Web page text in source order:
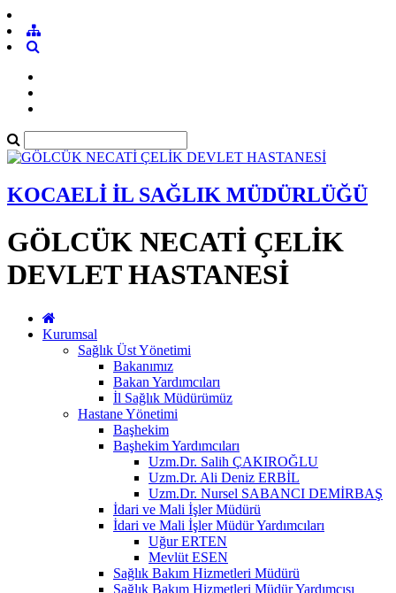
KOCAELİ İL SAĞLIK MÜDÜRLÜĞÜ
GÖLCÜK NECATİ ÇELİK
DEVLET HASTANESİ
Kurumsal
Sağlık Üst Yönetimi
Bakanımız
Bakan Yardımcıları
İl Sağlık Müdürümüz
Hastane Yönetimi
Başhekim
Başhekim Yardımcıları
Uzm.Dr. Salih ÇAKIROĞLU
Uzm.Dr. Ali Deniz ERBİL
Uzm.Dr. Nursel SABANCI DEMİRBAŞ
İdari ve Mali İşler Müdürü
İdari ve Mali İşler Müdür Yardımcıları
Uğur ERTEN
Mevlüt ESEN
Sağlık Bakım Hizmetleri Müdürü
Sağlık Bakım Hizmetleri Müdür Yardımcısı